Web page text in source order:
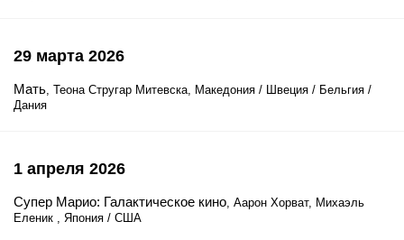
29 марта 2026
Мать, Теона Стругар Митевска, Македония / Швеция / Бельгия /
Дания
1 апреля 2026
Супер Марио: Галактическое кино, Аарон Хорват, Михаэль
Еленик , Япония / США